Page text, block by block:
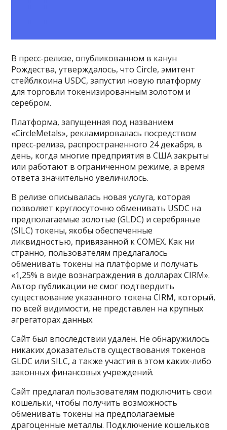
В пресс-релизе, опубликованном в канун
Рождества, утверждалось, что Circle, эмитент
стейблкоина USDC, запустил новую платформу
для торговли токенизированным золотом и
серебром.
Платформа, запущенная под названием
«CircleMetals», рекламировалась посредством
пресс-релиза, распространенного 24 декабря, в
день, когда многие предприятия в США закрыты
или работают в ограниченном режиме, а время
ответа значительно увеличилось.
В релизе описывалась новая услуга, которая
позволяет круглосуточно обменивать USDC на
предполагаемые золотые (GLDC) и серебряные
(SILC) токены, якобы обеспеченные
ликвидностью, привязанной к COMEX. Как ни
странно, пользователям предлагалось
обменивать токены на платформе и получать
«1,25% в виде вознаграждения в долларах CIRM».
Автор публикации не смог подтвердить
существование указанного токена CIRM, который,
по всей видимости, не представлен на крупных
агрегаторах данных.
Сайт был впоследствии удален. Не обнаружилось
никаких доказательств существования токенов
GLDC или SILC, а также участия в этом каких-либо
законных финансовых учреждений.
Сайт предлагал пользователям подключить свои
кошельки, чтобы получить возможность
обменивать токены на предполагаемые
драгоценные металлы. Подключение кошельков